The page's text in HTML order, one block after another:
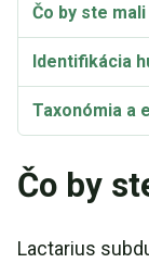
Čo by ste
Identifikácia
Taxonómia a
Čo by
Lactarius